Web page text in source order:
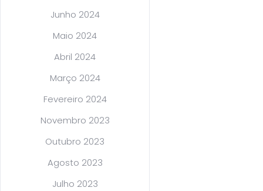
Junho 2024
Maio 2024
Abril 2024
Março 2024
Fevereiro 2024
Novembro 2023
Outubro 2023
Agosto 2023
Julho 2023